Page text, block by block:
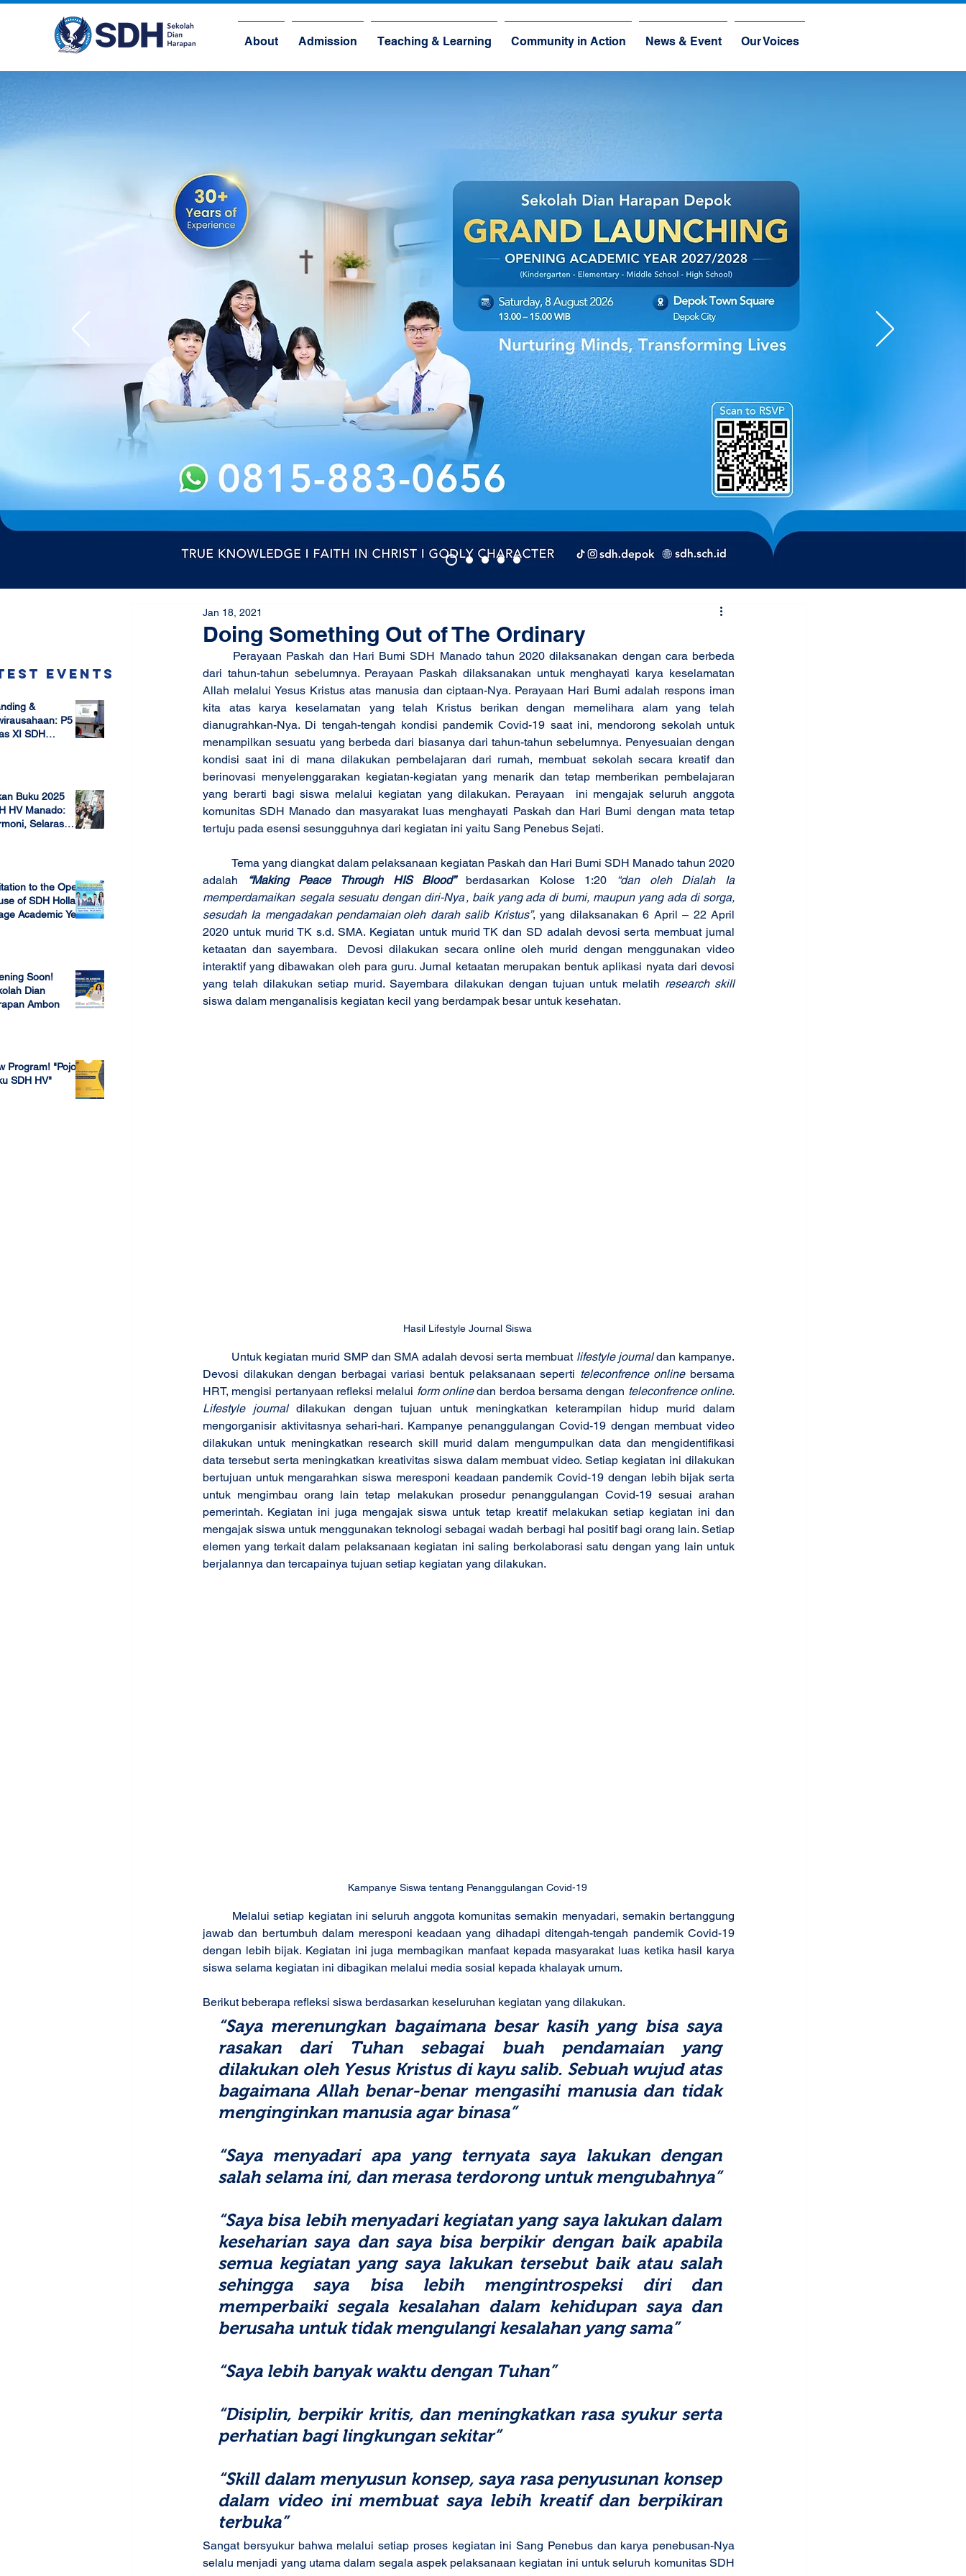
About Admission Teaching & Learning Community in Action News & Event Our Voices
Events
&
P5
XI SDH
Buku 2025
HV Manado:
Selaras
to the Open
of SDH Holland
Academic Year
Soon!
Dian
Ambon
Program! "Pojok
SDH HV"
Doing Something Out of The Ordinary
Jan 18, 2021
dari tahun-tahun sebelumnya. Perayaan Paskah dilaksanakan untuk menghayati karya keselamatan
Allah melalui Yesus Kristus atas manusia dan ciptaan-Nya. Perayaan Hari Bumi adalah respons iman
kita atas karya keselamatan yang telah Kristus berikan dengan memelihara alam yang telah
dianugrahkan-Nya. Di tengah-tengah kondisi pandemik Covid-19 saat ini, mendorong sekolah untuk
menampilkan sesuatu yang berbeda dari biasanya dari tahun-tahun sebelumnya. Penyesuaian dengan
kondisi saat ini di mana dilakukan pembelajaran dari rumah, membuat sekolah secara kreatif dan
berinovasi menyelenggarakan kegiatan-kegiatan yang menarik dan tetap memberikan pembelajaran
yang berarti bagi siswa melalui kegiatan yang dilakukan. Perayaan  ini mengajak seluruh anggota
komunitas SDH Manado dan masyarakat luas menghayati Paskah dan Hari Bumi dengan mata tetap
tertuju pada esensi sesungguhnya dari kegiatan ini yaitu Sang Penebus Sejati.
adalah
“Making Peace Through HIS Blood” berdasarkan Kolose 1:20 “dan oleh Dialah Ia
memperdamaikan  segala sesuatu dengan diri-Nya , baik yang ada di bumi, maupun yang ada di sorga,
sesudah Ia mengadakan pendamaian  oleh darah salib Kristus”, yang dilaksanakan 6 April – 22 April
2020 untuk murid TK s.d. SMA. Kegiatan untuk murid TK dan SD adalah devosi serta membuat jurnal
ketaatan dan sayembara.  Devosi dilakukan secara online oleh murid dengan menggunakan video
interaktif yang dibawakan oleh para guru. Jurnal ketaatan merupakan bentuk aplikasi nyata dari devosi
yang telah dilakukan setiap murid. Sayembara dilakukan dengan tujuan untuk melatih research skill
siswa dalam menganalisis kegiatan kecil yang berdampak besar untuk kesehatan.
Hasil Lifestyle Journal Siswa
	Untuk kegiatan murid SMP dan SMA adalah devosi serta membuat
lifestyle journal dan kampanye.
Devosi dilakukan dengan berbagai variasi bentuk pelaksanaan seperti teleconfrence online bersama
HRT, mengisi pertanyaan refleksi melalui form online dan berdoa bersama dengan teleconfrence online
Lifestyle journal dilakukan dengan tujuan untuk meningkatkan keterampilan hidup murid dalam
mengorganisir aktivitasnya sehari-hari. Kampanye penanggulangan Covid-19 dengan membuat video
dilakukan untuk meningkatkan research skill murid dalam mengumpulkan data dan mengidentifikasi
data tersebut serta meningkatkan kreativitas siswa dalam membuat video. Setiap kegiatan ini dilakukan
bertujuan untuk mengarahkan siswa meresponi keadaan pandemik Covid-19 dengan lebih bijak serta
untuk mengimbau orang lain tetap melakukan prosedur penanggulangan Covid-19 sesuai arahan
pemerintah. Kegiatan ini juga mengajak siswa untuk tetap kreatif melakukan setiap kegiatan ini dan
mengajak siswa untuk menggunakan teknologi sebagai wadah berbagi hal positif bagi orang lain. Setiap
elemen yang terkait dalam pelaksanaan kegiatan ini saling berkolaborasi satu dengan yang lain untuk
berjalannya dan tercapainya tujuan setiap kegiatan yang dilakukan.
Kampanye Siswa tentang Penanggulangan Covid-19
jawab dan bertumbuh dalam meresponi keadaan yang dihadapi ditengah-tengah pandemik Covid-19
dengan lebih bijak. Kegiatan ini juga membagikan manfaat kepada masyarakat luas ketika hasil karya
siswa selama kegiatan ini dibagikan melalui media sosial kepada khalayak umum.
Berikut beberapa refleksi siswa berdasarkan keseluruhan kegiatan yang dilakukan.
“Saya merenungkan bagaimana besar kasih yang bisa saya
rasakan dari Tuhan sebagai buah pendamaian yang
dilakukan oleh Yesus Kristus di kayu salib. Sebuah wujud atas
bagaimana Allah benar-benar mengasihi manusia dan tidak
menginginkan manusia agar binasa”
“Saya menyadari apa yang ternyata saya lakukan dengan
salah selama ini, dan merasa terdorong untuk mengubahnya”
“Saya bisa lebih menyadari kegiatan yang saya lakukan dalam
keseharian saya dan saya bisa berpikir dengan baik apabila
semua kegiatan yang saya lakukan tersebut baik atau salah
sehingga saya bisa lebih mengintrospeksi diri dan
memperbaiki segala kesalahan dalam kehidupan saya dan
berusaha untuk tidak mengulangi kesalahan yang sama”
“Saya lebih banyak waktu dengan Tuhan”
“Disiplin, berpikir kritis, dan meningkatkan rasa syukur serta
perhatian bagi lingkungan sekitar”
“Skill dalam menyusun konsep, saya rasa penyusunan konsep
dalam video ini membuat saya lebih kreatif dan berpikiran
terbuka”
Sangat bersyukur bahwa melalui setiap proses kegiatan ini Sang Penebus dan karya penebusan-Nya
selalu menjadi yang utama dalam segala aspek pelaksanaan kegiatan ini untuk seluruh komunitas SDH